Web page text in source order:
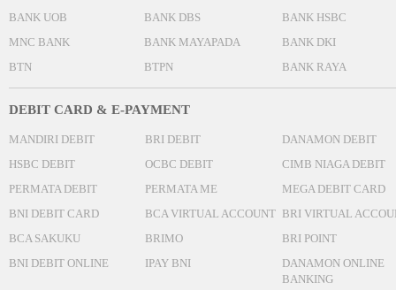
BANK UOB
BANK DBS
BANK HSBC
MNC BANK
BANK MAYAPADA
BANK DKI
BTN
BTPN BANK RAYA
DEBIT CARD & E-PAYMENT
MANDIRI DEBIT BRI DEBIT
DANAMON DEBIT
HSBC DEBIT
OCBC DEBIT
CIMB NIAGA DEBIT
PERMATA DEBIT
PERMATA ME
MEGA DEBIT CARD
BNI DEBIT CARD
BCA VIRTUAL ACCOUNT BRI VIRTUAL
BCA SAKUKU
BRIMO
BRI POINT
BNI DEBIT ONLINE
IPAY BNI
DANAMON ONLINE
BANKING